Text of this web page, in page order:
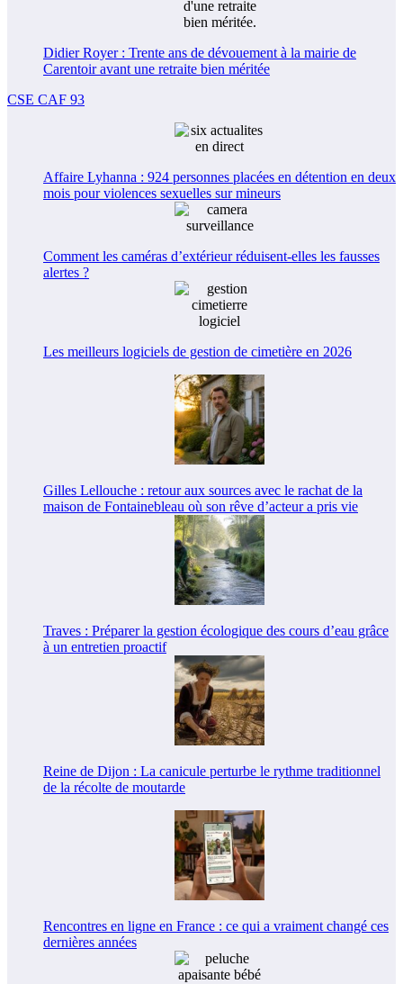
Didier Royer : Trente ans de dévouement à la mairie de
Carentoir avant une retraite bien méritée
CSE CAF 93
Affaire Lyhanna : 924 personnes placées en détention en deux
mois pour violences sexuelles sur mineurs
Comment les caméras d’extérieur réduisent-elles les fausses
alertes ?
Les meilleurs logiciels de gestion de cimetière en 2026
Gilles Lellouche : retour aux sources avec le rachat de la
maison de Fontainebleau où son rêve d’acteur a pris vie
Traves : Préparer la gestion écologique des cours d’eau grâce
à un entretien proactif
Reine de Dijon : La canicule perturbe le rythme traditionnel
de la récolte de moutarde
Rencontres en ligne en France : ce qui a vraiment changé ces
dernières années